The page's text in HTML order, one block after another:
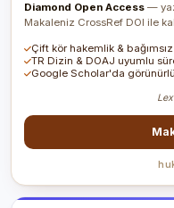
Diamond Open Access —
Makaleniz CrossRef DOI ile
Çift kör hakemlik &
TR Dizin & DOAJ uyumlu
Google Scholar'da